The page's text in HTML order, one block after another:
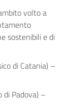
volto a
sostenibili e di
di Catania) –
di Padova) –